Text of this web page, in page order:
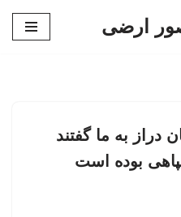
ارضی
دراز به ما گفتند
بوده است